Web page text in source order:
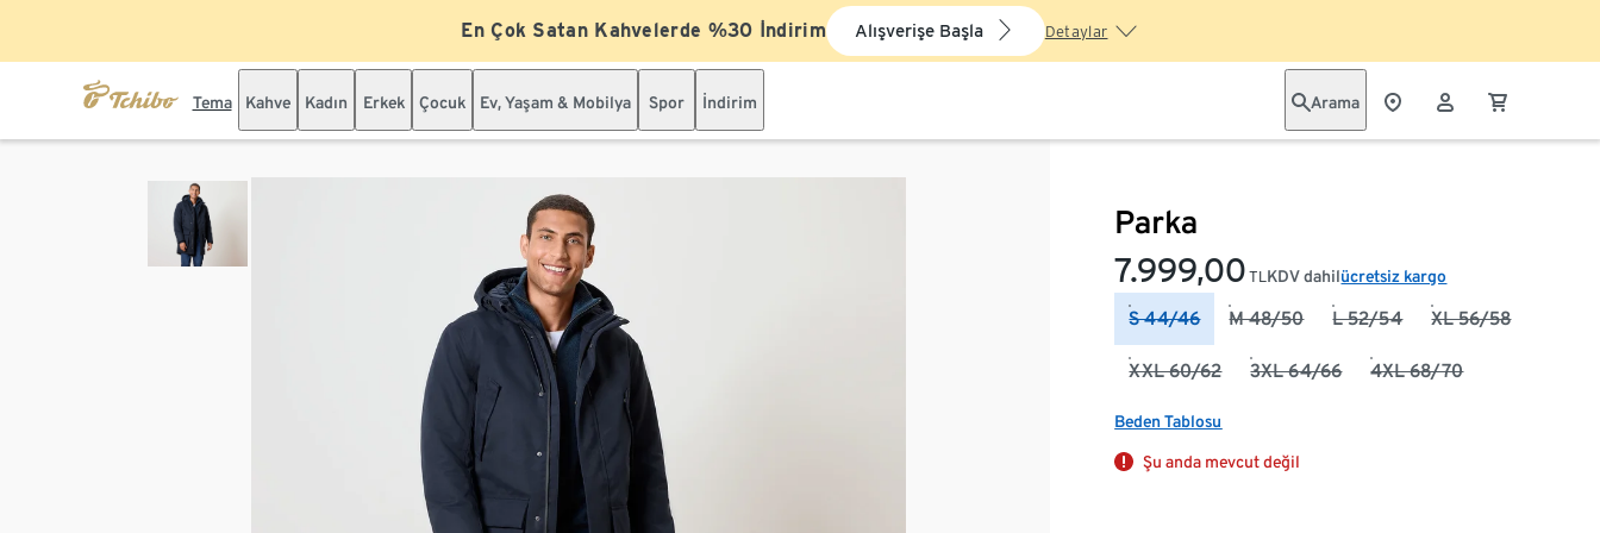
En Çok Satan Kahvelerde %30 İndirim Alışverişe Başla Detaylar
Tema Kahve Kadın Erkek Çocuk Ev, Yaşam & Mobilya Spor İndirim Arama
Parka
7.999,00 TLKDV dahilücretsiz kargo
S 44/46 M 48/50 L 52/54 XL 56/58
XXL 60/62 3XL 64/66 4XL 68/70
Beden Tablosu
Şu anda mevcut değil